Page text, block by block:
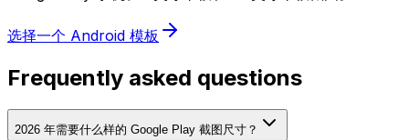
选择一个 Android 模板
Frequently asked questions
2026 年需要什么样的 Google Play 截图尺寸？